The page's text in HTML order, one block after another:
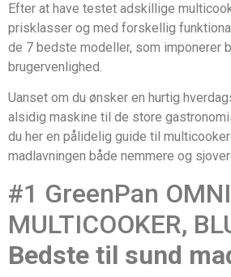
Efter at have testet adskillige
prisklasser og med forskellig
de 7 bedste modeller, som imponerer
brugervenlighed.
Uanset om du ønsker en hurtig
alsidig maskine til de store
du her en pålidelig guide til
madlavningen både nemmere og
#1 GreenPan OMNI
MULTICOOKER,
Bedste til sund